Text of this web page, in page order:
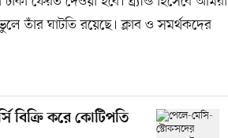
তাঁর ঘাটতি রয়েছে। ক্লাব ও সমর্থকদের
বিক্রি করে কোটিপতি